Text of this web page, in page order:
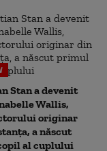
Stan a devenit
Wallis,
originar
a născut
al cuplului